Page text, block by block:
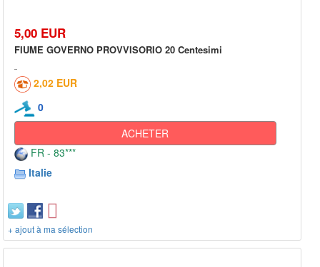
5,00 EUR
FIUME GOVERNO PROVVISORIO 20 Centesimi
2,02 EUR
0
ACHETER
FR - 83***
Italie
+ ajout à ma sélection